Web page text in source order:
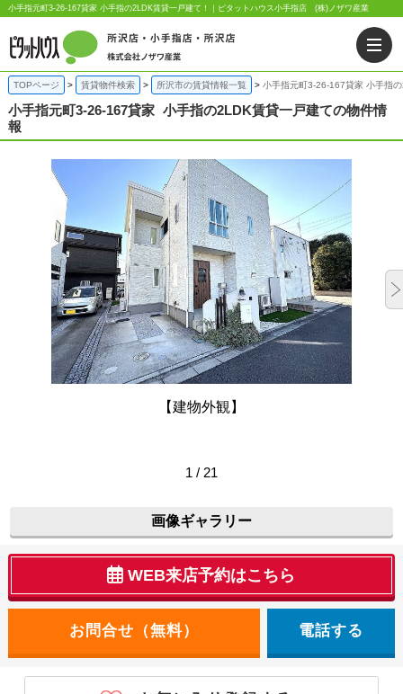
小手指元町3-26-167貸家 小手指の2LDK賃貸一戸建て！｜ピタットハウス小手指店 (株)ノザワ産業
TOPページ 賃貸物件検索 所沢市の賃貸情報一覧 小手指元町3-26-167貸家 小手指
小手指元町3-26-167貸家 小手指の2LDK賃貸一戸建ての物件情
報
【建物外観】
1 / 21
画像ギャラリー
WEB来店予約はこちら
電話する